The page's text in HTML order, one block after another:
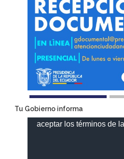
Tu Gobierno informa